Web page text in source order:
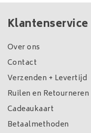
Klantenservice
Over ons
Contact
Verzenden + Levertijd
Ruilen en Retourneren
Cadeaukaart
Betaalmethoden